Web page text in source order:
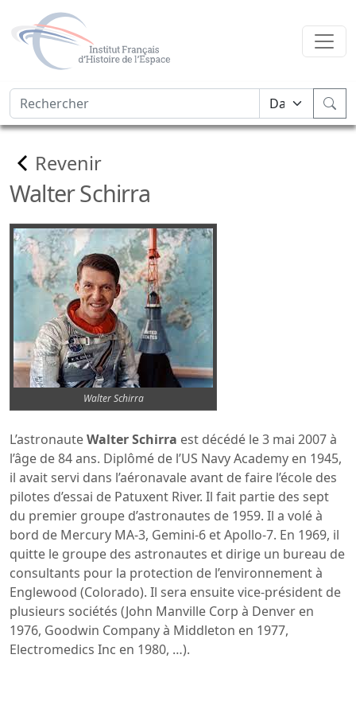
Revenir
Walter Schirra
Walter Schirra
L’astronauteWalter Schirra est décédé le 3 mai 2007 à
l’âge de 84 ans. Diplômé de l’US Navy Academy en 1945,
il avait servi dans l’aéronavale avant de faire l’école des
pilotes d’essai de Patuxent River. Il fait partie des sept
du premier groupe d’astronautes de 1959. Il a volé à
bord de Mercury MA-3, Gemini-6 et Apollo-7. En 1969, il
quitte le groupe des astronautes et dirige un bureau de
consultants pour la protection de l’environnement à
Englewood (Colorado). Il sera ensuite vice-président de
plusieurs sociétés (John Manville Corp à Denver en
1976, Goodwin Company à Middleton en 1977,
Electromedics Inc en 1980, …).